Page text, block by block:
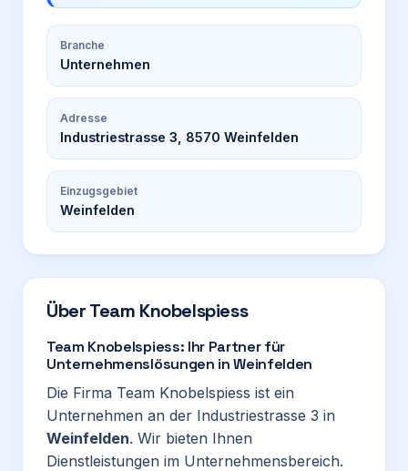
Branche
Unternehmen
Adresse
Industriestrasse 3, 8570 Weinfelden
Einzugsgebiet
Weinfelden
ÜberTeam Knobelspiess
Team Knobelspiess: Ihr Partner für
Unternehmenslösungen in Weinfelden
Die Firma Team Knobelspiess ist ein
Unternehmen an der Industriestrasse 3 in
Weinfelden. Wir bieten Ihnen
Dienstleistungen im Unternehmensbereich.